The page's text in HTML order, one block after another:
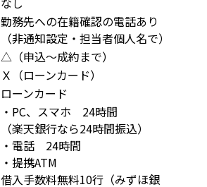
勤務先への在籍確認の電話あり
（非通知設定・担当者個人名で）
△（申込～成約まで）
Ｘ（ローンカード）
ローンカード
・PC、スマホ 24時間
（楽天銀行なら24時間振込）
・電話 24時間
・提携ATM
借入手数料無料10行（みずほ銀